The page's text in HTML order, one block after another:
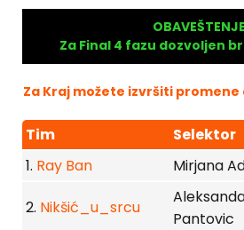
OBAVEŠTENJE
Za Final 4 fazu dozvoljen
Za Kraj možete izvršiti promene
Tim Selektor
1. Ray Ban Mirjana
2. Nikšić_u_srcu
Pantovic